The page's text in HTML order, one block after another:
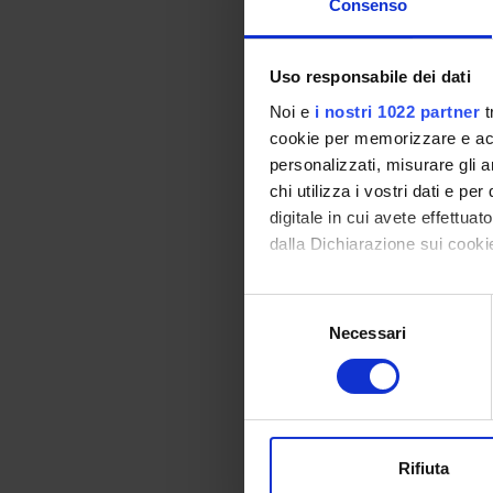
Consenso
Uso responsabile dei dati
Noi e i nostri 1022 partner
cookie per memorizzare e
personalizzati, misurare gli
chi utilizza i vostri dati e per
digitale in cui avete
dalla Dichiarazione sui
Con il tuo consenso,
raccogliere
digitali).
modificare o ritirare il tuo
Necessari
Rifiuta
di
ne
Fondo